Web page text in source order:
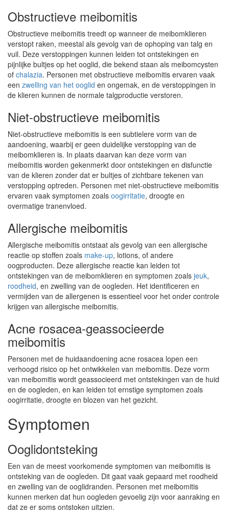
Obstructieve meibomitis
Obstructieve meibomitis treedt op wanneer de meibomklieren
verstopt raken, meestal als gevolg van de ophoping van talg en
vuil. Deze verstoppingen kunnen leiden tot ontstekingen en
pijnlijke bultjes op het ooglid, die bekend staan als meibomcysten
of chalazia. Personen met obstructieve meibomitis ervaren vaak
een zwelling van het ooglid en ongemak, en de verstoppingen in
de klieren kunnen de normale talgproductie verstoren.
Niet-obstructieve meibomitis
Niet-obstructieve meibomitis is een subtielere vorm van de
aandoening, waarbij er geen duidelijke verstopping van de
meibomklieren is. In plaats daarvan kan deze vorm van
meibomitis worden gekenmerkt door ontstekingen en disfunctie
van de klieren zonder dat er bultjes of zichtbare tekenen van
verstopping optreden. Personen met niet-obstructieve meibomitis
ervaren vaak symptomen zoals oogirritatie, droogte en
overmatige tranenvloed.
Allergische meibomitis
Allergische meibomitis ontstaat als gevolg van een allergische
reactie op stoffen zoals make-up, lotions, of andere
oogproducten. Deze allergische reactie kan leiden tot
ontstekingen van de meibomklieren en symptomen zoals jeuk,
roodheid, en zwelling van de oogleden. Het identificeren en
vermijden van de allergenen is essentieel voor het onder controle
krijgen van allergische meibomitis.
Acne rosacea-geassocieerde
meibomitis
Personen met de huidaandoening acne rosacea lopen een
verhoogd risico op het ontwikkelen van meibomitis. Deze vorm
van meibomitis wordt geassocieerd met ontstekingen van de huid
en de oogleden, en kan leiden tot ernstige symptomen zoals
oogirritatie, droogte en blozen van het gezicht.
Symptomen
Ooglidontsteking
Een van de meest voorkomende symptomen van meibomitis is
ontsteking van de oogleden. Dit gaat vaak gepaard met roodheid
en zwelling van de ooglidranden. Personen met meibomitis
kunnen merken dat hun oogleden gevoelig zijn voor aanraking en
dat ze er soms ontstoken uitzien.